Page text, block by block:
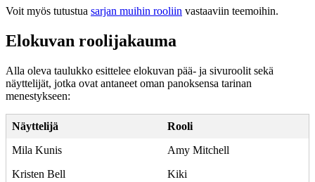
Voit myös tutustua sarjan muihin rooliin vastaaviin teemoihin.
Elokuvan roolijakauma
Alla oleva taulukko esittelee elokuvan pää- ja sivuroolit sekä
näyttelijät, jotka ovat antaneet oman panoksensa tarinan
menestykseen:
Näyttelijä
Rooli
Mila Kunis
Amy Mitchell
Kristen Bell
Kiki